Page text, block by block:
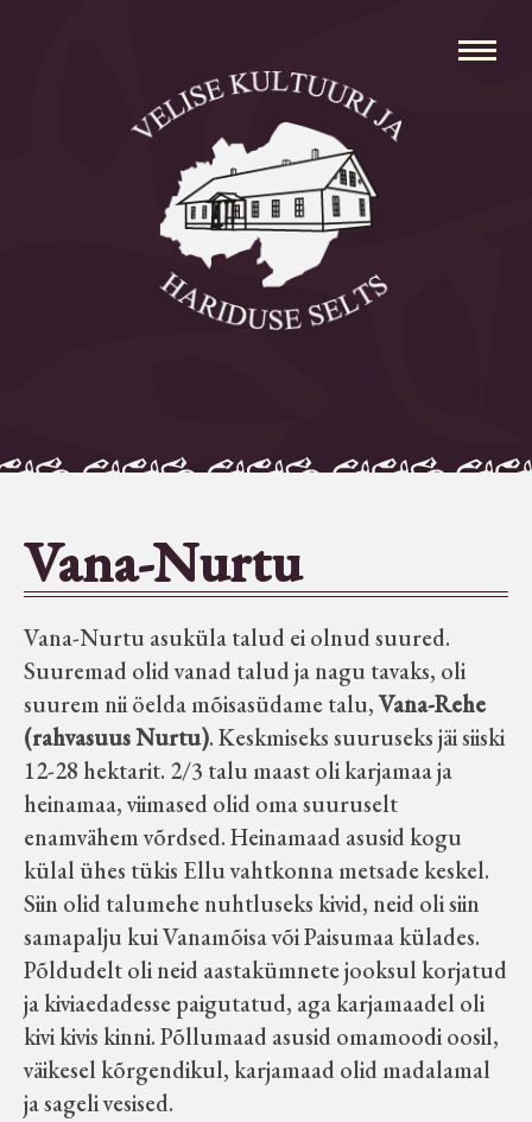
Avaleht
Aleksei Parnabas
Sillaotsa Talumuuseum
Seltsid-ühingud
Aiandus
Tuletõrje
Õpperada
Muud koduloolist Velise mailt
Märjamaa ümbruse valdade
elanike nimekirjad seisuga
15.12.1938
Velise kultuuri ja hariduse selts
Vana-Nurtu
Vana-Nurtu asuküla talud ei olnud suured.
Suuremad olid vanad talud ja nagu tavaks, oli
suurem nii öelda mõisasüdame talu,Vana-Rehe
(rahvasuus Nurtu). Keskmiseks suuruseks jäi siiski
12-28 hektarit. 2/3 talu maast oli karjamaa ja
heinamaa, viimased olid oma suuruselt
enamvähem võrdsed. Heinamaad asusid kogu
külal ühes tükis Ellu vahtkonna metsade keskel.
Siin olid talumehe nuhtluseks kivid, neid oli siin
samapalju kui Vanamõisa või Paisumaa külades.
Põldudelt oli neid aastakümnete jooksul korjatud
ja kiviaedadesse paigutatud, aga karjamaadel oli
kivi kivis kinni. Põllumaad asusid omamoodi oosil,
väikesel kõrgendikul, karjamaad olid madalamal
ja sageli vesised.